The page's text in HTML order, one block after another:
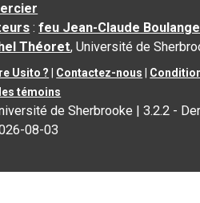
:feu Jean-Claude
Théoret, Université de
Usito ? Contactez-nous
témoins
de Sherbrooke |3.2.2 -
08-03